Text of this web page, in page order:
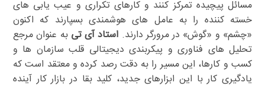
مسائل پیچیده تمرکز کنند و کارهای تکراری و عیب یابی های
خسته کننده را به عامل های هوشمندی بسپارند که اکنون
«چشم» و «گوش» در مرورگر دارند. استاد آی تی به عنوان مرجع
تحلیل های فناوری و پیکربندی دیجیتالی قلب سازمان ها و
کسب و کارها، این مسیر را به دقت رصد کرده و معتقد است که
یادگیری کار با این ابزارهای جدید، کلید بقا در بازار کار آینده